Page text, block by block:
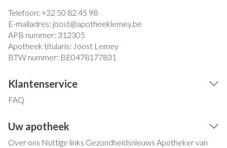
Telefoon: +32 50 82 45 98
E-mailadres: joost@apotheeklemey.be
APB nummer: 312305
Apotheek titularis: Joost Lemey
BTW nummer: BE0478177831
Klantenservice
FAQ
Uw apotheek
Over ons Nuttige links Gezondheidsnieuws Apotheker van